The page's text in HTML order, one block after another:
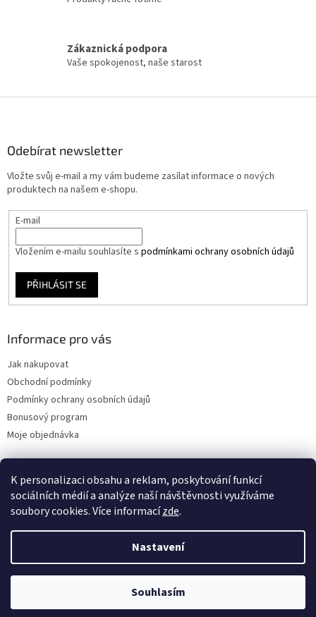
K personalizaci obsahu a reklam, poskytování funkcí
sociálních médií a analýze naší návštěvnosti využíváme
soubory cookies. Více informacízde.
Nastavení
Souhlasím
s
Zákaznická podpora
Vaše spokojenost, naše starost
Odebírat newsletter
Vložte svůj e-mail a my vám budeme zasílat informace o nových
produktech na našem e-shopu.
E-mail
Vložením e-mailu souhlasíte s podmínkami ochrany osobních údajů
PŘIHLÁSIT SE
Informace pro vás
Jak nakupovat
Obchodní podmínky
Podmínky ochrany osobních údajů
Bonusový program
Moje objednávka
Instagram
Vytvořil Shoptet
SragiCards.cz. Všechna práva vyhrazena.